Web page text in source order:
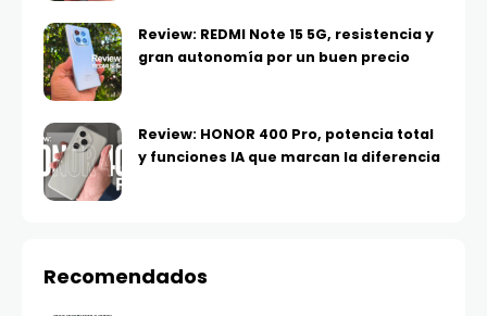
Review: REDMI Note 15 5G, resistencia y
gran autonomía por un buen precio
Review: HONOR 400 Pro, potencia total
y funciones IA que marcan la diferencia
Recomendados